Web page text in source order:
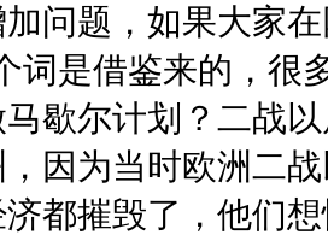
问题，如果大家
词是借鉴来的，很
歇尔计划？二战
因为当时欧洲二
都摧毁了，他们